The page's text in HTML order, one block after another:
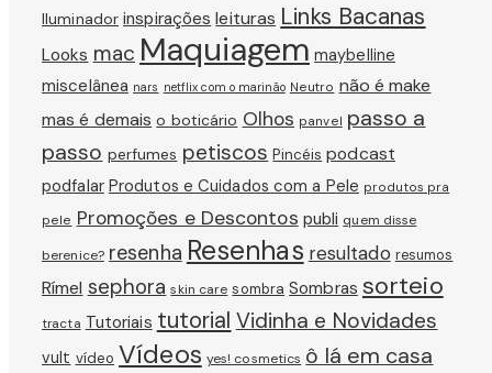
Iluminador inspirações leituras Links Bacanas
Looks mac Maquiagem maybelline
miscelânea nars netflix com o marinão Neutro não é make
mas é demais o boticário Olhos panvel passo a
passo perfumes petiscos Pincéis podcast
podfalar Produtos e Cuidados com a Pele produtos pra
pele Promoções e Descontos publi quem disse
berenice? resenha Resenhas resultado resumos
Rímel sephora skin care sombra Sombras sorteio
tracta Tutoriais tutorial Vidinha e Novidades
vult vídeo Vídeos yes! cosmetics ô lá em casa